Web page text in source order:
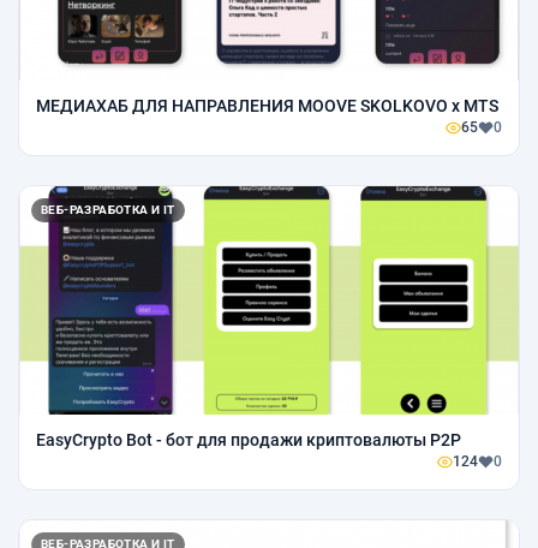
МЕДИАХАБ ДЛЯ НАПРАВЛЕНИЯ MOOVE SKOLKOVO x MTS
65 0
ВЕБ-РАЗРАБОТКА И IT
EasyCrypto Bot - бот для продажи криптовалюты P2P
124 0
ВЕБ-РАЗРАБОТКА И IT